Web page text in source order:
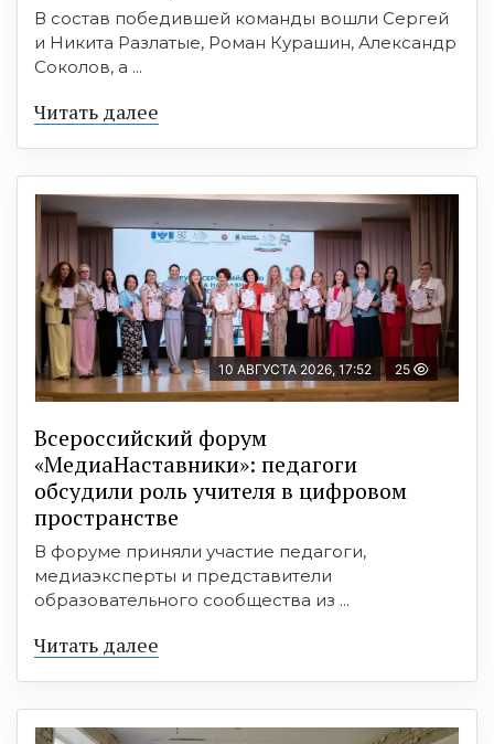
В состав победившей команды вошли Сергей
и Никита Разлатые, Роман Курашин, Александр
Соколов, а ...
Читать далее
10 АВГУСТА 2026, 17:52 25
Всероссийский форум
«МедиаНаставники»: педагоги
обсудили роль учителя в цифровом
пространстве
В форуме приняли участие педагоги,
медиаэксперты и представители
образовательного сообщества из ...
Читать далее